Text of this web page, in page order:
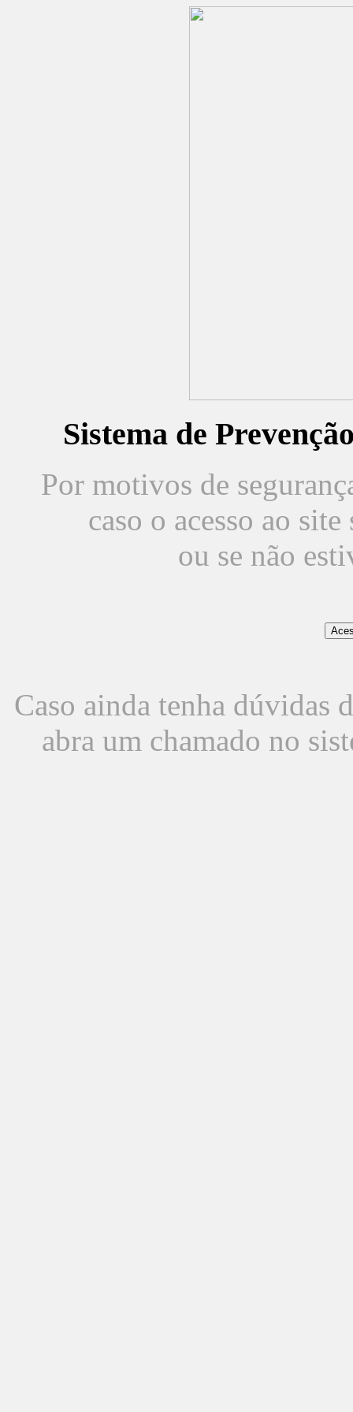
Sistema de
Por motivos de
caso o acesso ao
ou se não
Caso ainda tenha dúvidas
abra um chamado no